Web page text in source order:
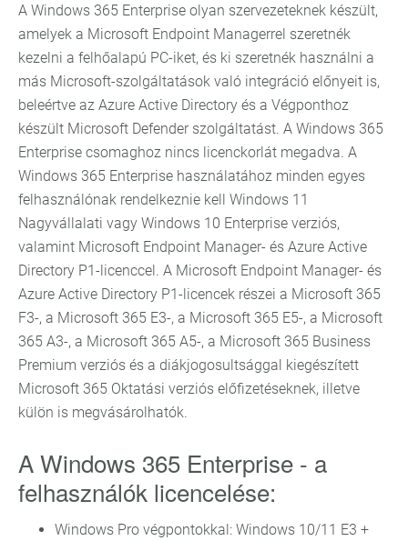
A Windows 365 Enterprise olyan szervezeteknek készült,
amelyek a Microsoft Endpoint Managerrel szeretnék
kezelni a felhőalapú PC-iket, és ki szeretnék használni a
más Microsoft-szolgáltatások való integráció előnyeit is,
beleértve az Azure Active Directory és a Végponthoz
készült Microsoft Defender szolgáltatást. A Windows 365
Enterprise csomaghoz nincs licenckorlát megadva. A
Windows 365 Enterprise használatához minden egyes
felhasználónak rendelkeznie kell Windows 11
Nagyvállalati vagy Windows 10 Enterprise verziós,
valamint Microsoft Endpoint Manager- és Azure Active
Directory P1-licenccel. A Microsoft Endpoint Manager- és
Azure Active Directory P1-licencek részei a Microsoft 365
F3-, a Microsoft 365 E3-, a Microsoft 365 E5-, a Microsoft
365 A3-, a Microsoft 365 A5-, a Microsoft 365 Business
Premium verziós és a diákjogosultsággal kiegészített
Microsoft 365 Oktatási verziós előfizetéseknek, illetve
külön is megvásárolhatók.
A Windows 365 Enterprise - a
felhasználók licencelése:
Windows Pro végpontokkal: Windows 10/11 E3 +